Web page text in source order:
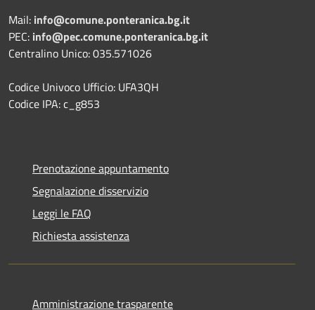
Mail: info@comune.ponteranica.bg.it
PEC: info@pec.comune.ponteranica.bg.it
Centralino Unico: 035.571026
Codice Univoco Ufficio: UFA3QH
Codice IPA: c_g853
Prenotazione appuntamento
Segnalazione disservizio
Leggi le FAQ
Richiesta assistenza
Amministrazione trasparente